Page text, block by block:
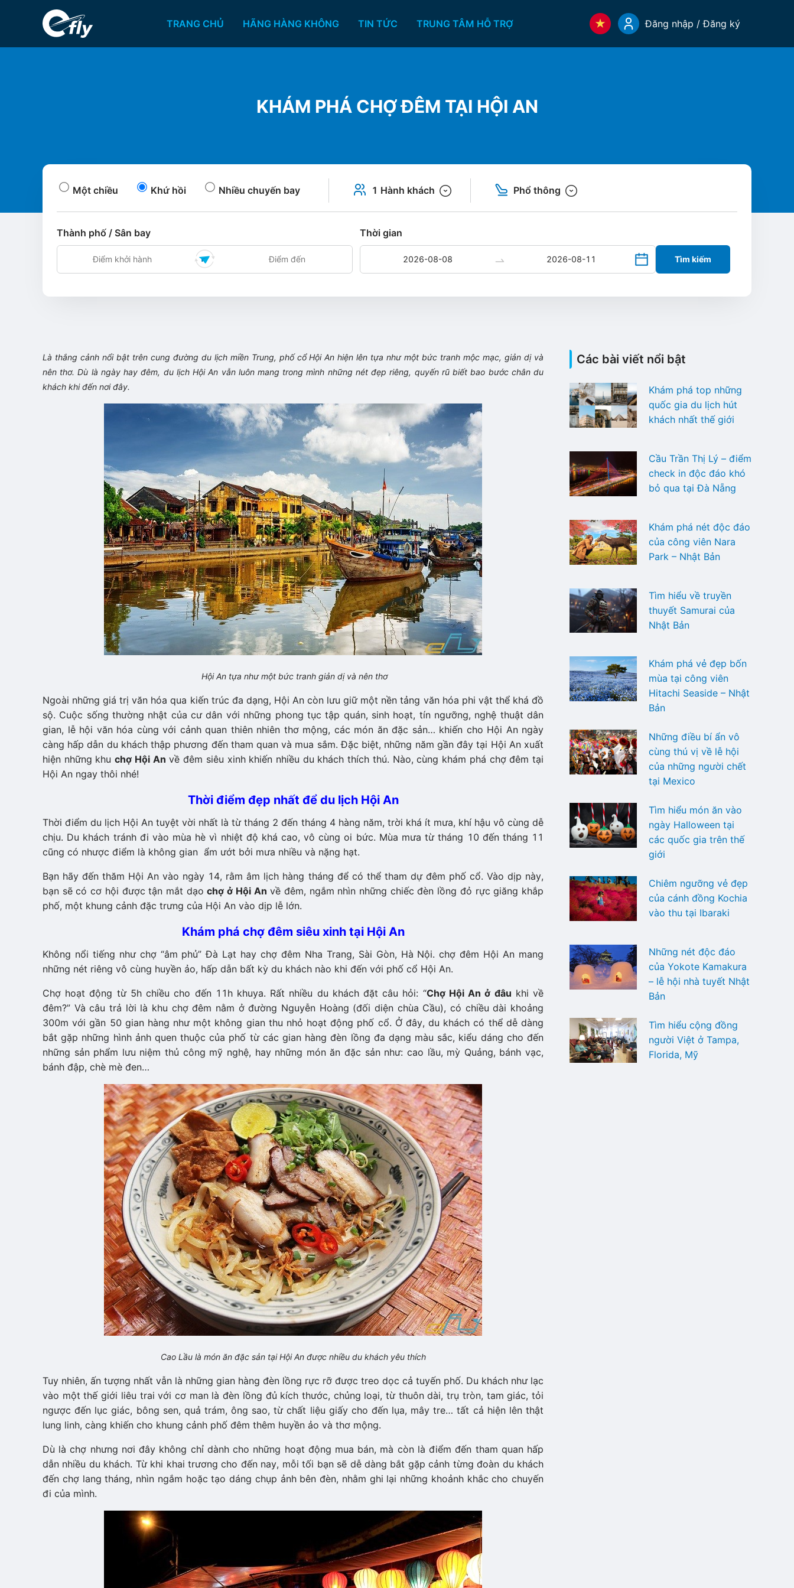
TRANG CHỦ HÃNG HÀNG KHÔNG TIN TỨC TRUNG TÂM HỖ TRỢ Đăng nhập / Đăng ký
KHÁM PHÁ CHỢ ĐÊM TẠI HỘI AN
Một chiều Khứ hồi Nhiều chuyến bay 1 Hành khách Phổ thông
Thành phố / Sân bay Thời gian
Tìm kiếm
Là thắng cảnh nổi bật trên cung đường du lịch miền Trung, phố cổ Hội An hiện lên tựa như một bức tranh mộc mạc, giản dị và
nên thơ. Dù là ngày hay đêm, du lịch Hội An vẫn luôn mang trong mình những nét đẹp riêng, quyến rũ biết bao bước chân du
khách khi đến nơi đây.
Hội An tựa như một bức tranh giản dị và nên thơ
Ngoài những giá trị văn hóa qua kiến trúc đa dạng, Hội An còn lưu giữ một nền tảng văn hóa phi vật thể khá đồ
sộ. Cuộc sống thường nhật của cư dân với những phong tục tập quán, sinh hoạt, tín ngưỡng, nghệ thuật dân
gian, lễ hội văn hóa cùng với cảnh quan thiên nhiên thơ mộng, các món ăn đặc sản… khiến cho Hội An ngày
càng hấp dẫn du khách thập phương đến tham quan và mua sắm. Đặc biệt, những năm gần đây tại Hội An xuất
hiện những khuchợ Hội An về đêm siêu xinh khiến nhiều du khách thích thú. Nào, cùng khám phá chợ đêm tại
Hội An ngay thôi nhé!
Thời điểm đẹp nhất để du lịch Hội An
Thời điểm du lịch Hội An tuyệt vời nhất là từ tháng 2 đến tháng 4 hàng năm, trời khá ít mưa, khí hậu vô cùng dễ
chịu. Du khách tránh đi vào mùa hè vì nhiệt độ khá cao, vô cùng oi bức. Mùa mưa từ tháng 10 đến tháng 11
cũng có nhược điểm là không gian ẩm ướt bởi mưa nhiều và nặng hạt.
Bạn hãy đến thăm Hội An vào ngày 14, rằm âm lịch hàng tháng để có thể tham dự đêm phố cổ. Vào dịp này,
bạn sẽ có cơ hội được tận mắt dạochợ ở Hội An về đêm, ngắm nhìn những chiếc đèn lồng đỏ rực giăng khắp
phố, một khung cảnh đặc trưng của Hội An vào dịp lễ lớn.
Khám phá chợ đêm siêu xinh tại Hội An
Không nổi tiếng như chợ “âm phủ” Đà Lạt hay chợ đêm Nha Trang, Sài Gòn, Hà Nội. chợ đêm Hội An mang
những nét riêng vô cùng huyền ảo, hấp dẫn bất kỳ du khách nào khi đến với phố cổ Hội An.
Chợ hoạt động từ 5h chiều cho đến 11h khuya. Rất nhiều du khách đặt câu hỏi: “Chợ Hội An ở đâu khi về
đêm?” Và câu trả lời là khu chợ đêm nằm ở đường Nguyễn Hoàng (đối diện chùa Cầu), có chiều dài khoảng
300m với gần 50 gian hàng như một không gian thu nhỏ hoạt động phố cổ. Ở đây, du khách có thể dễ dàng
bắt gặp những hình ảnh quen thuộc của phố từ các gian hàng đèn lồng đa dạng màu sắc, kiểu dáng cho đến
những sản phẩm lưu niệm thủ công mỹ nghệ, hay những món ăn đặc sản như: cao lầu, mỳ Quảng, bánh vạc,
bánh đập, chè mè đen…
Cao Lầu là món ăn đặc sản tại Hội An được nhiều du khách yêu thích
Tuy nhiên, ấn tượng nhất vẫn là những gian hàng đèn lồng rực rỡ được treo dọc cả tuyến phố. Du khách như lạc
vào một thế giới liêu trai với cơ man là đèn lồng đủ kích thước, chủng loại, từ thuôn dài, trụ tròn, tam giác, tỏi
ngược đến lục giác, bông sen, quả trám, ông sao, từ chất liệu giấy cho đến lụa, mây tre… tất cả hiện lên thật
lung linh, càng khiến cho khung cảnh phố đêm thêm huyền ảo và thơ mộng.
Dù là chợ nhưng nơi đây không chỉ dành cho những hoạt động mua bán, mà còn là điểm đến tham quan hấp
dẫn nhiều du khách. Từ khi khai trương cho đến nay, mỗi tối bạn sẽ dễ dàng bắt gặp cảnh từng đoàn du khách
đến chợ lang tháng, nhìn ngắm hoặc tạo dáng chụp ảnh bên đèn, nhằm ghi lại những khoảnh khắc cho chuyến
đi của mình.
Các bài viết nổi bật
Khám phá top những
quốc gia du lịch hút
khách nhất thế giới
Cầu Trần Thị Lý – điểm
check in độc đáo khó
bỏ qua tại Đà Nẵng
Khám phá nét độc đáo
của công viên Nara
Park – Nhật Bản
Tìm hiểu về truyền
thuyết Samurai của
Nhật Bản
Khám phá vẻ đẹp bốn
mùa tại công viên
Hitachi Seaside – Nhật
Bản
Những điều bí ẩn vô
cùng thú vị về lễ hội
của những người chết
tại Mexico
Tìm hiểu món ăn vào
ngày Halloween tại
các quốc gia trên thế
giới
Chiêm ngưỡng vẻ đẹp
của cánh đồng Kochia
vào thu tại Ibaraki
Những nét độc đáo
của Yokote Kamakura
– lễ hội nhà tuyết Nhật
Bản
Tìm hiểu cộng đồng
người Việt ở Tampa,
Florida, Mỹ